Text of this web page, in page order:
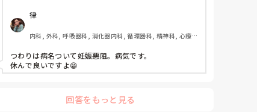
か？自分が甘いだけなんですか。
律
内科, 外科, 呼吸器科, 消化器内科, 循環器科, 精神科, 心療内
介護施設, 神経内科, 脳神経外科, 消化器外科, 慢性期, 終末
期
つわりは病名ついて妊娠悪阻。病気です。
休んで良いですよ😁
回答をもっと見る